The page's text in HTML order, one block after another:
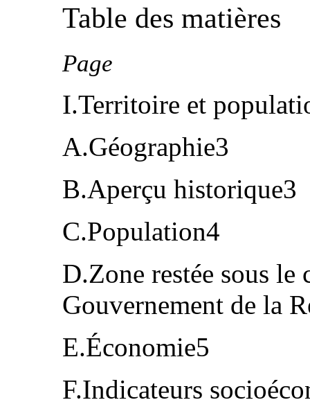
Table des matières
Page
I.Territoire et
A.Géographie3
B.Aperçu historique3
C.Population4
D.Zone restée sous
Gouvernement de la
E.Économie5
F.Indicateurs